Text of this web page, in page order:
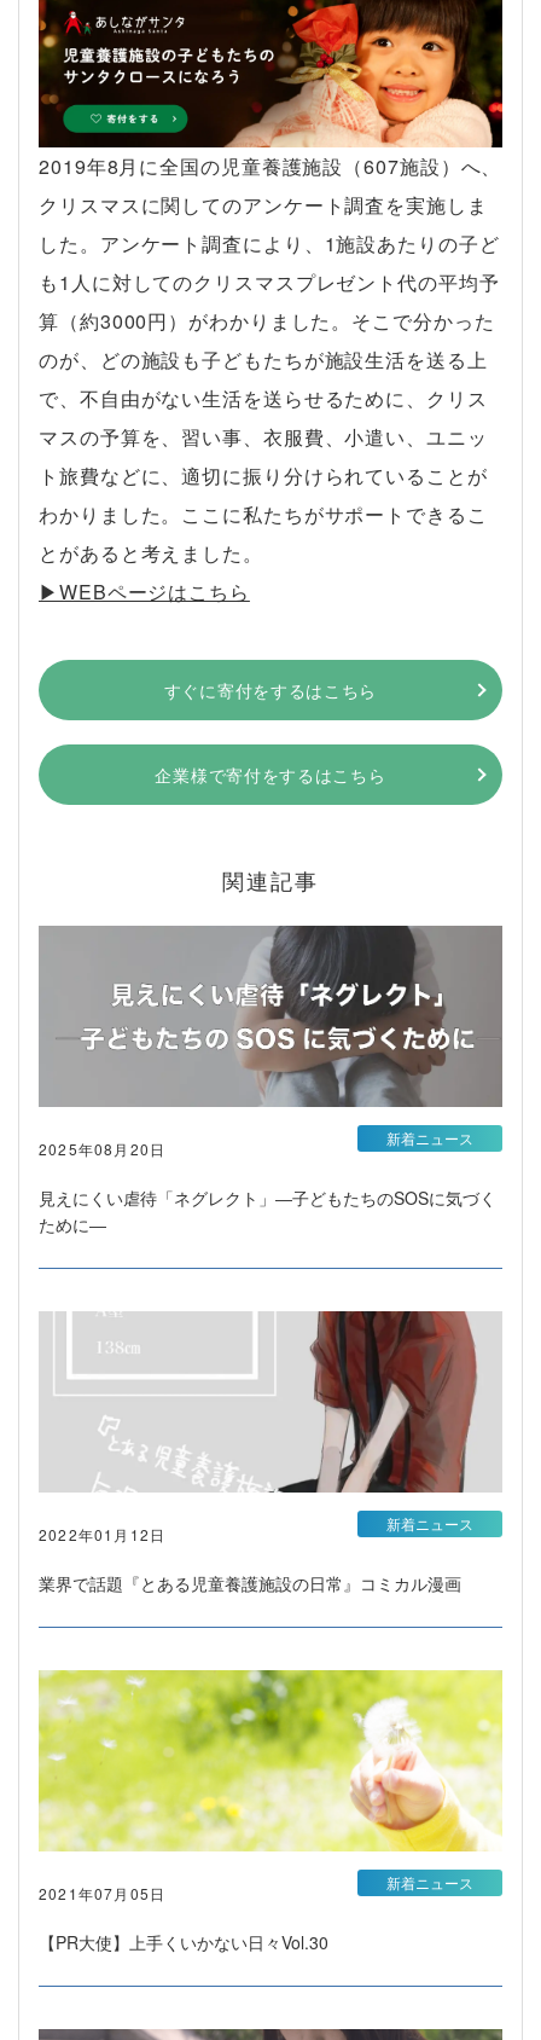
2019年8月に全国の児童養護施設（607施設）へ、
クリスマスに関してのアンケート調査を実施しま
した。アンケート調査により、1施設あたりの子ど
も1人に対してのクリスマスプレゼント代の平均予
算（約3000円）がわかりました。そこで分かった
のが、どの施設も子どもたちが施設生活を送る上
で、不自由がない生活を送らせるために、クリス
マスの予算を、習い事、衣服費、小遣い、ユニッ
ト旅費などに、適切に振り分けられていることが
わかりました。ここに私たちがサポートできるこ
とがあると考えました。
▶︎WEBページはこちら
すぐに寄付をするはこちら
企業様で寄付をするはこちら
関連記事
2025年08月20日
見えにくい虐待「ネグレクト」―子どもたちのSOSに気づく
ために―
新着ニュース
2022年01月12日
業界で話題『とある児童養護施設の日常』コミカル漫画
新着ニュース
2021年07月05日
【PR大使】上手くいかない日々Vol.30
新着ニュース